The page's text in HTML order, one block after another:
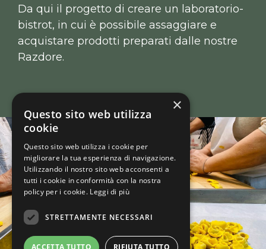
Da qui il progetto di creare un laboratorio-
bistrot, in cui è possibile assaggiare e
acquistare prodotti preparati dalle nostre
Razdore.
×
Questo sito web utilizza
cookie
Questo sito web utilizza i cookie per
migliorare la tua esperienza di navigazione.
Utilizzando il nostro sito web acconsenti a
tutti i cookie in conformità con la nostra
policy per i cookie. Leggi di più
STRETTAMENTE NECESSARI
ACCETTA TUTTO RIFIUTA TUTTO